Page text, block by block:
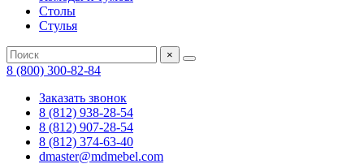
Столы
Стулья
×
8 (800) 300-82-84
Заказать звонок
8 (812) 938-28-54
8 (812) 907-28-54
8 (812) 374-63-40
dmaster@mdmebel.com